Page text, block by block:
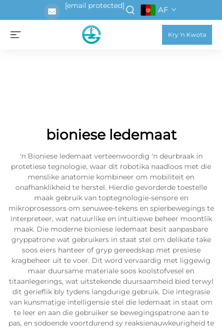
[email protected] AF
Kry 'n Kwota
bioniese ledemaat
'n Bioniese ledemaat verteenwoordig 'n deurbraak in
protetiese tegnologie, waar dit robotika naadloos met die
menslike anatomie kombineer om mobiliteit en
onafhanklikheid te herstel. Hierdie gevorderde toestelle
maak gebruik van toptegnologie-sensore en
mikroprosessors om senuwee-tekens en spierbewegings te
interpreteer, wat natuurlike en intuïtiewe beheer moontlik
maak. Die moderne bioniese ledemaat besit aanpasbare
gryppatrone wat gebruikers in staat stel om delikate take
soos eiers hanteer of gryp gereedskap met presiese
kragbeheer uit te voer. Dit word vervaardig met liggewig
maar duursame materiale soos koolstofvesel en
titaanlegerings, wat uitstekende duursaamheid bied terwyl
dit gerieflik bly tydens langdurige gebruik. Die integrasie
van kunsmatige intelligensie stel die ledemaat in staat om
te leer en aan die gebruiker se bewegingspatrone aan te
pas, en sodoende voortdurend sy reaksienauwkeurigheid te